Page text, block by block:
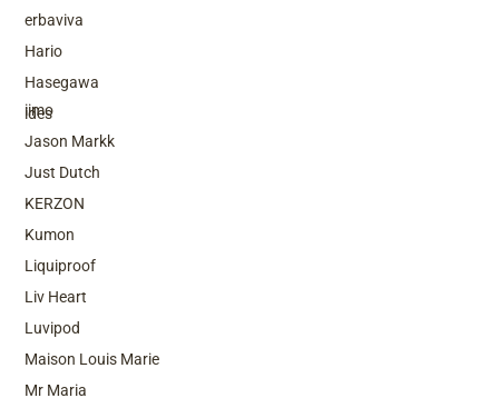
Top Brands
iimo
Jason Markk
Just Dutch
KERZON
Kumon
Liquiproof
Liv Heart
Luvipod
Maison Louis Marie
Mr Maria
erbaviva
Hario
Hasegawa
ides